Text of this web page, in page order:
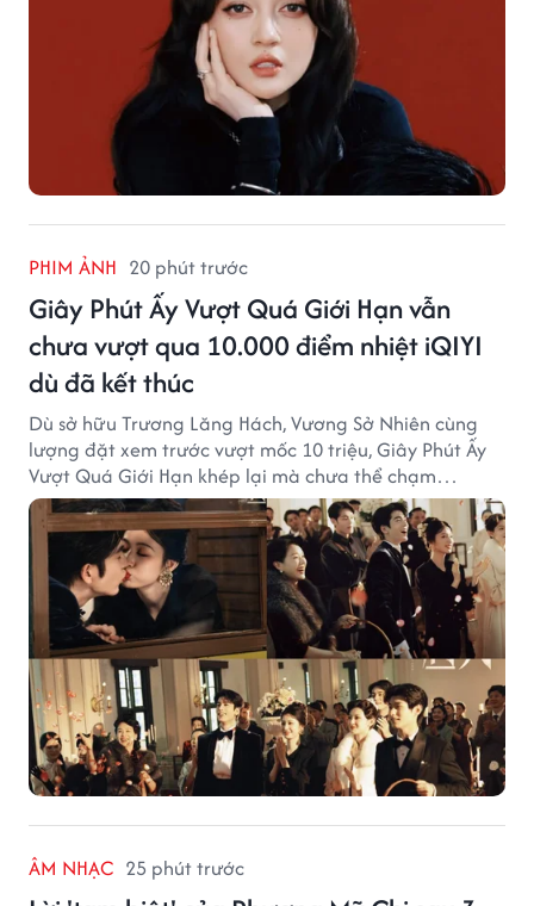
PHIM ẢNH 20 phút trước
Giây Phút Ấy Vượt Quá Giới Hạn vẫn
chưa vượt qua 10.000 điểm nhiệt iQIYI
dù đã kết thúc
Dù sở hữu Trương Lăng Hách, Vương Sở Nhiên cùng
lượng đặt xem trước vượt mốc 10 triệu, Giây Phút Ấy
Vượt Quá Giới Hạn khép lại mà chưa thể chạm
ngưỡng "bạo khoản" trên cả hai nền tảng phát sóng.
ÂM NHẠC 25 phút trước